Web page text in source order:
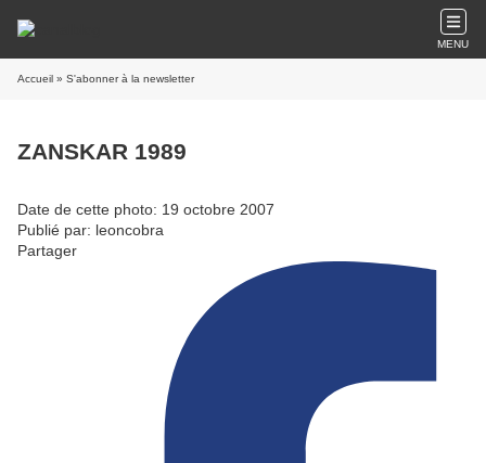
MENU
Accueil » S'abonner à la newsletter
ZANSKAR 1989
Date de cette photo: 19 octobre 2007
Publié par: leoncobra
Partager